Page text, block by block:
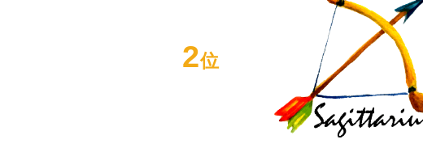
2位